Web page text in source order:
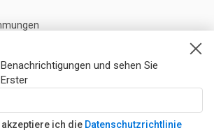
und sehen Sie
ich die Datenschutzrichtlinie